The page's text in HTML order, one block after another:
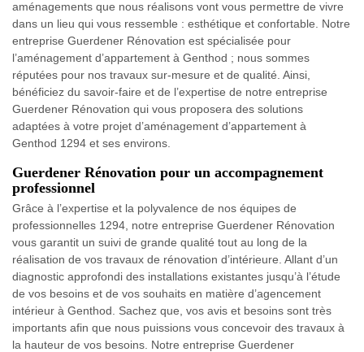
aménagements que nous réalisons vont vous permettre de vivre
dans un lieu qui vous ressemble : esthétique et confortable. Notre
entreprise Guerdener Rénovation est spécialisée pour
l’aménagement d’appartement à Genthod ; nous sommes
réputées pour nos travaux sur-mesure et de qualité. Ainsi,
bénéficiez du savoir-faire et de l’expertise de notre entreprise
Guerdener Rénovation qui vous proposera des solutions
adaptées à votre projet d’aménagement d’appartement à
Genthod 1294 et ses environs.
Guerdener Rénovation pour un accompagnement
professionnel
Grâce à l’expertise et la polyvalence de nos équipes de
professionnelles 1294, notre entreprise Guerdener Rénovation
vous garantit un suivi de grande qualité tout au long de la
réalisation de vos travaux de rénovation d’intérieure. Allant d’un
diagnostic approfondi des installations existantes jusqu’à l’étude
de vos besoins et de vos souhaits en matière d’agencement
intérieur à Genthod. Sachez que, vos avis et besoins sont très
importants afin que nous puissions vous concevoir des travaux à
la hauteur de vos besoins. Notre entreprise Guerdener